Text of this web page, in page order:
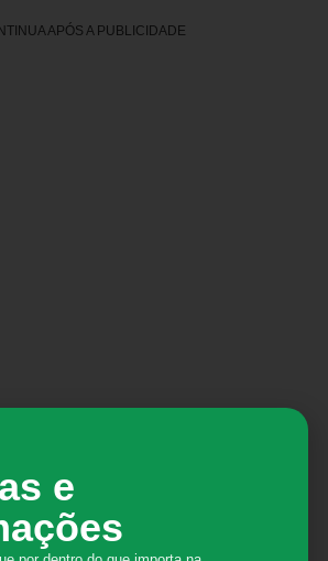
APÓS A PUBLICIDADE
e